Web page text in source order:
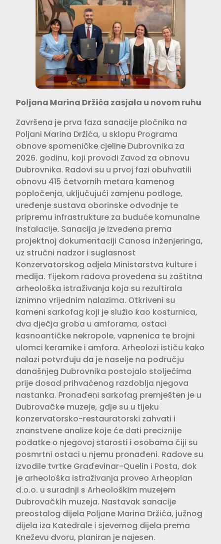
Poljana Marina Držića zasjala u novom ruhu
Završena je prva faza sanacije pločnika na
Poljani Marina Držića, u sklopu Programa
obnove spomeničke cjeline Dubrovnika za
2026. godinu, koji provodi Zavod za obnovu
Dubrovnika. Radovi su u prvoj fazi obuhvatili
obnovu 415 četvornih metara kamenog
popločenja, uključujući zamjenu podloge,
uređenje sustava oborinske odvodnje te
pripremu infrastrukture za buduće komunalne
instalacije. Sanacija je izvedena prema
projektnoj dokumentaciji Canosa inženjeringa,
uz stručni nadzor i suglasnost
Konzervatorskog odjela Ministarstva kulture i
medija. Tijekom radova provedena su zaštitna
arheološka istraživanja koja su rezultirala
iznimno vrijednim nalazima. Otkriveni su
kameni sarkofag koji je služio kao kosturnica,
dva dječja groba u amforama, ostaci
kasnoantičke nekropole, vapnenica te brojni
ulomci keramike i amfora. Arheolozi ističu kako
nalazi potvrđuju da je naselje na području
današnjeg Dubrovnika postojalo stoljećima
prije dosad prihvaćenog razdoblja njegova
nastanka. Pronađeni sarkofag premješten je u
Dubrovačke muzeje, gdje su u tijeku
konzervatorsko-restauratorski zahvati i
znanstvene analize koje će dati preciznije
podatke o njegovoj starosti i osobama čiji su
posmrtni ostaci u njemu pronađeni. Radove su
izvodile tvrtke Građevinar-Quelin i Posta, dok
je arheološka istraživanja proveo Arheoplan
d.o.o. u suradnji s Arheološkim muzejem
Dubrovačkih muzeja. Nastavak sanacije
preostalog dijela Poljane Marina Držića, južnog
dijela iza Katedrale i sjevernog dijela prema
Kneževu dvoru, planiran je najesen.